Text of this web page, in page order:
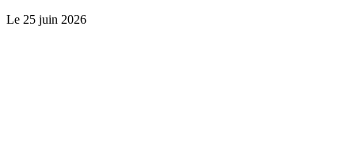
Le 25 juin 2026